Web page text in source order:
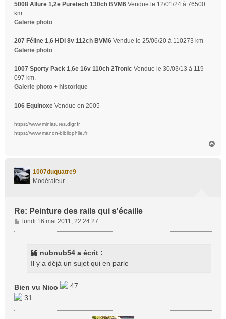
5008 Allure 1,2e Puretech 130ch BVM6 Vendue le 12/01/24 à 76500
km
Galerie photo
207 Féline 1,6 HDi 8v 112ch BVM6 Vendue le 25/06/20 à 110273 km
Galerie photo
1007 Sporty Pack 1,6e 16v 110ch 2Tronic Vendue le 30/03/13 à 119
097 km.
Galerie photo + historique
106 Equinoxe Vendue en 2005
https://www.miniatures.dlgr.fr
https://www.manon-bibliophile.fr
1007duquatre9
Modérateur
Re: Peinture des rails qui s'écaille
M
e
lundi 16 mai 2011, 22:24:27
nubnub54 a écrit :
Il y a déjà un sujet qui en parle
Bien vu Nico